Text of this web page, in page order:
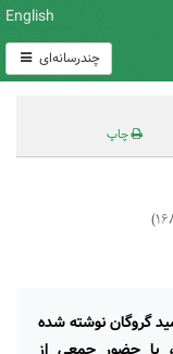
English
چندرسانه‌ای
چاپ
گروگان نوشته شده